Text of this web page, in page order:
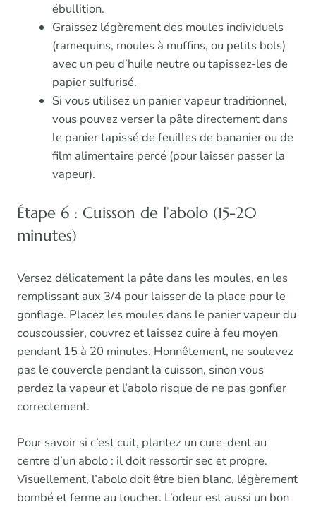
ébullition.
Graissez légèrement des moules individuels
(ramequins, moules à muffins, ou petits bols)
avec un peu d’huile neutre ou tapissez-les de
papier sulfurisé.
Si vous utilisez un panier vapeur traditionnel,
vous pouvez verser la pâte directement dans
le panier tapissé de feuilles de bananier ou de
film alimentaire percé (pour laisser passer la
vapeur).
Étape 6 : Cuisson de l’abolo (15-20
minutes)
Versez délicatement la pâte dans les moules, en les
remplissant aux 3/4 pour laisser de la place pour le
gonflage. Placez les moules dans le panier vapeur du
couscoussier, couvrez et laissez cuire à feu moyen
pendant 15 à 20 minutes. Honnêtement, ne soulevez
pas le couvercle pendant la cuisson, sinon vous
perdez la vapeur et l’abolo risque de ne pas gonfler
correctement.
Pour savoir si c’est cuit, plantez un cure-dent au
centre d’un abolo : il doit ressortir sec et propre.
Visuellement, l’abolo doit être bien blanc, légèrement
bombé et ferme au toucher. L’odeur est aussi un bon